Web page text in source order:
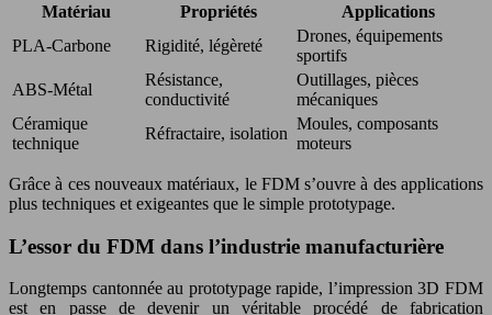
Matériau Propriétés
Applications
PLA-Carbone
Rigidité, légèreté
Drones, équipements
sportifs
ABS-Métal
Résistance,
conductivité
Outillages, pièces
mécaniques
Céramique
technique
Réfractaire, isolation
Moules, composants
moteurs
Grâce à ces nouveaux matériaux, le FDM s’ouvre à des applications
plus techniques et exigeantes que le simple prototypage.
L’essor du FDM dans l’industrie manufacturière
Longtemps cantonnée au prototypage rapide, l’impression 3D FDM
est en passe de devenir un véritable procédé de fabrication